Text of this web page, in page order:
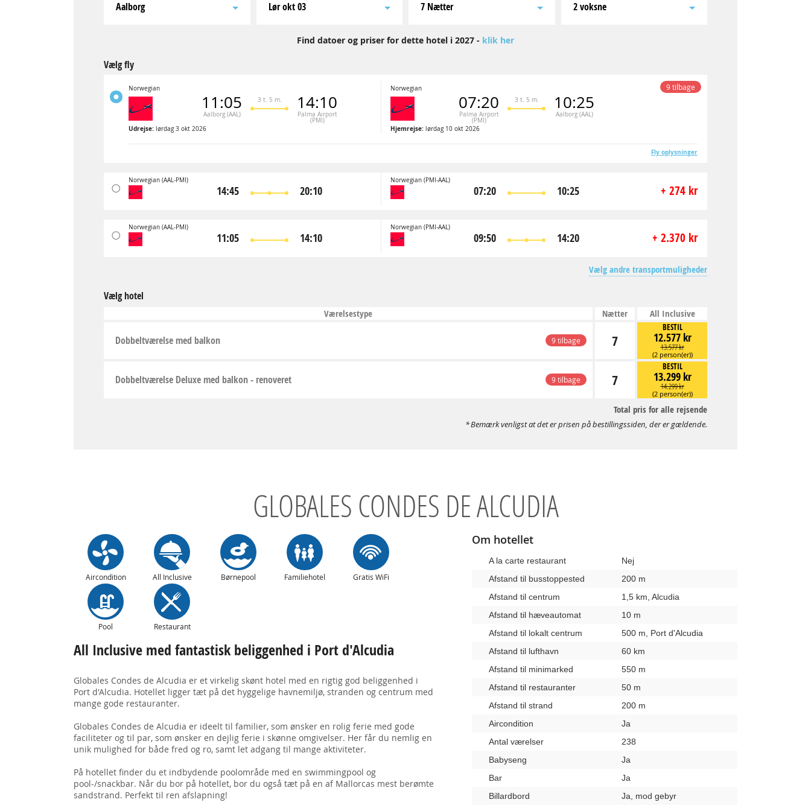
Aalborg lør okt 03 7 Nætter 2 voksne
Find datoer og priser for dette hotel i 2027 - klik her
Vælg fly
Norwegian
11:05
Aalborg (AAL)
3 t. 5 m. 14:10
Palma Airport
(PMI)
Udrejse: lørdag 3 okt 2026
Norwegian
07:20
Palma Airport
(PMI)
3 t. 5 m. 10:25
Aalborg (AAL)
Hjemrejse: lørdag 10 okt 2026
9 tilbage
Fly oplysninger
Norwegian (AAL-PMI)
14:45 20:10
Norwegian (PMI-AAL)
07:20 10:25 + 274 kr
Norwegian (AAL-PMI)
11:05 14:10
Norwegian (PMI-AAL)
09:50 14:20 + 2.370 kr
Vælg andre transportmuligheder
Vælg hotel
Værelsestype Nætter All Inclusive
9 tilbage
Dobbeltværelse med balkon 7
BESTIL
12.577 kr
13.577 kr
(2 person(er))
9 tilbage
Dobbeltværelse Deluxe med balkon - renoveret 7
BESTIL
13.299 kr
14.299 kr
(2 person(er))
Total pris for alle rejsende
Bemærk venligst at det er prisen på bestillingssiden, der er gældende.
GLOBALES CONDES DE ALCUDIA
Aircondition All Inclusive Børnepool Familiehotel Gratis WiFi
Pool Restaurant
All Inclusive med fantastisk beliggenhed i Port d'Alcudia
Globales Condes de Alcudia er et virkelig skønt hotel med en rigtig god beliggenhed i
Port d'Alcudia. Hotellet ligger tæt på det hyggelige havnemiljø, stranden og centrum med
mange gode restauranter.
Globales Condes de Alcudia er ideelt til familier, som ønsker en rolig ferie med gode
faciliteter og til par, som ønsker en dejlig ferie i skønne omgivelser. Her får du nemlig en
unik mulighed for både fred og ro, samt let adgang til mange aktiviteter.
På hotellet finder du et indbydende poolområde med en swimmingpool og
pool-/snackbar. Når du bor på hotellet, bor du også tæt på en af Mallorcas mest berømte
sandstrand. Perfekt til ren afslapning!
Om hotellet
A la carte restaurant
Nej
Afstand til busstoppested
200 m
Afstand til centrum
1,5 km, Alcudia
Afstand til hæveautomat
10 m
Afstand til lokalt centrum
500 m, Port d'Alcudia
Afstand til lufthavn
60 km
Afstand til minimarked
550 m
Afstand til restauranter
50 m
Afstand til strand
200 m
Aircondition
Ja
Antal værelser
238
Babyseng
Ja
Bar
Ja
Billardbord
Ja, mod gebyr